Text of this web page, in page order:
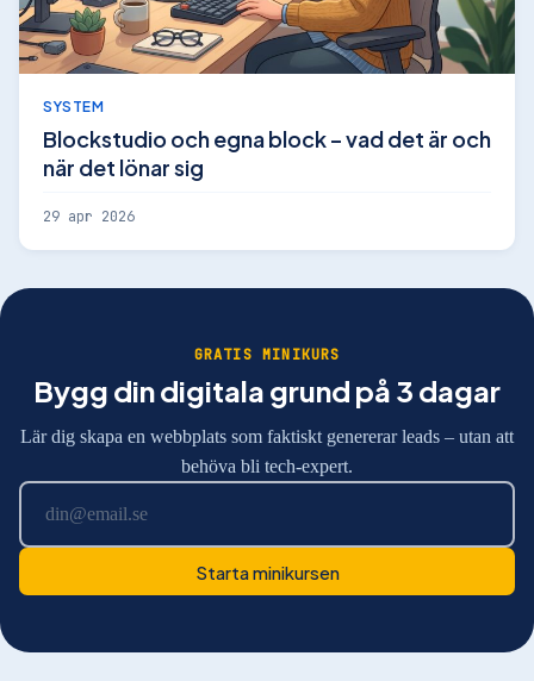
SYSTEM
Blockstudio och egna block – vad det är och
när det lönar sig
29 apr 2026
GRATIS MINIKURS
Bygg din digitala grund på 3 dagar
Lär dig skapa en webbplats som faktiskt genererar leads – utan att
behöva bli tech-expert.
Starta minikursen